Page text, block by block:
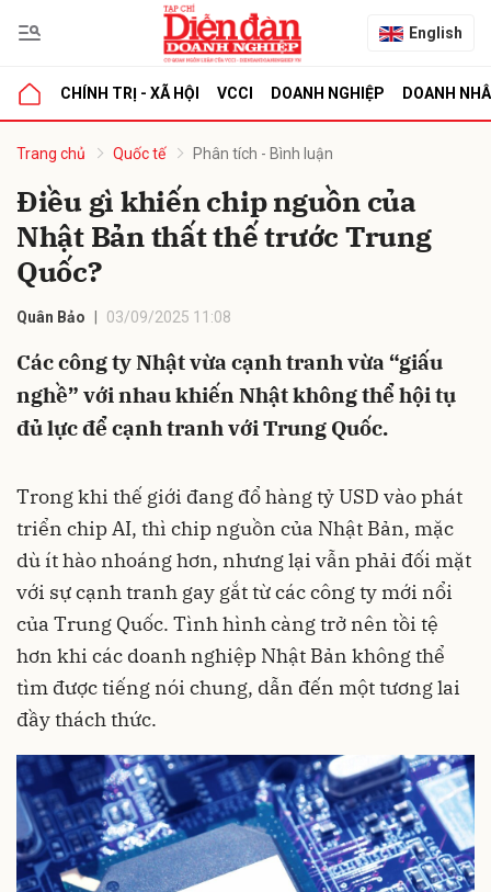
English
CHÍNH TRỊ - XÃ HỘI VCCI DOANH NGHIỆP DOANH
Trang chủ Quốc tế Phân tích - Bình luận
Điều gì khiến chip nguồn của
Nhật Bản thất thế trước Trung
Quốc?
Quân Bảo 03/09/2025 11:08
Các công ty Nhật vừa cạnh tranh vừa “giấu
nghề” với nhau khiến Nhật không thể hội tụ
đủ lực để cạnh tranh với Trung Quốc.
Trong khi thế giới đang đổ hàng tỷ USD vào phát
triển chip AI, thì chip nguồn của Nhật Bản, mặc
dù ít hào nhoáng hơn, nhưng lại vẫn phải đối mặt
với sự cạnh tranh gay gắt từ các công ty mới nổi
của Trung Quốc. Tình hình càng trở nên tồi tệ
hơn khi các doanh nghiệp Nhật Bản không thể
tìm được tiếng nói chung, dẫn đến một tương lai
đầy thách thức.
luận
Hủy